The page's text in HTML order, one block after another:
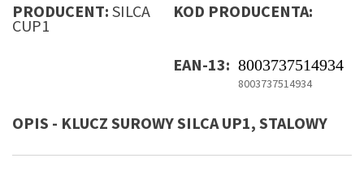
PRODUCENT: SILCA KOD PRODUCENTA:
CUP1
EAN-13: 8003737514934
8003737514934
OPIS - KLUCZ SUROWY SILCA UP1, STALOWY